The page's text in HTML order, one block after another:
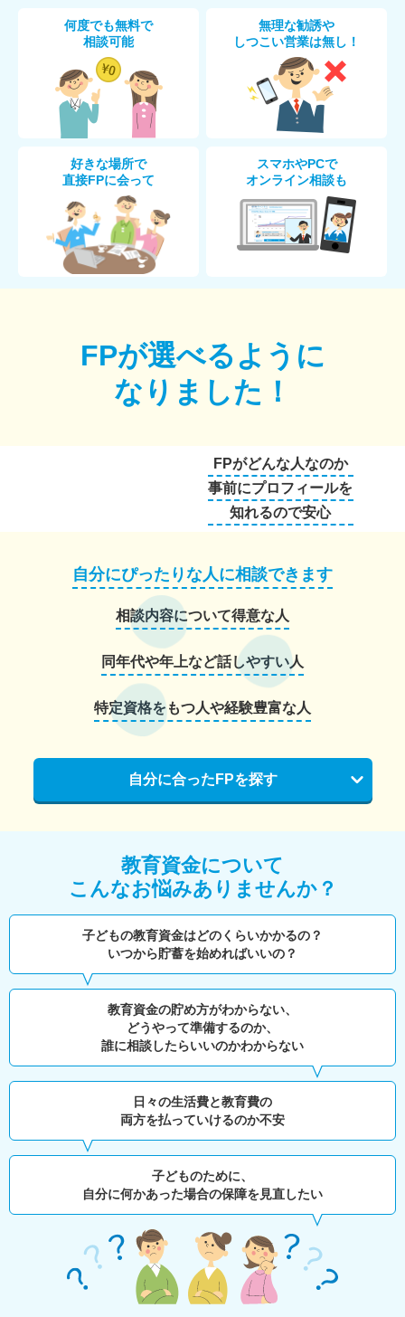
何度でも無料で
相談可能
無理な勧誘や
しつこい営業は無し！
好きな場所で
直接FPに会って
スマホやPCで
オンライン相談も
FPが選べるように
なりました！
FPがどんな人なのか
事前にプロフィールを
知れるので安心
自分にぴったりな人に相談できます
相談内容について得意な人
同年代や年上など話しやすい人
特定資格をもつ人や経験豊富な人
自分に合ったFPを探す
教育資金について
こんなお悩みありませんか？
子どもの教育資金はどのくらいかかるの？
いつから貯蓄を始めればいいの？
教育資金の貯め方がわからない、
どうやって準備するのか、
誰に相談したらいいのかわからない
日々の生活費と教育費の
両方を払っていけるのか不安
子どものために、
自分に何かあった場合の保障を見直したい